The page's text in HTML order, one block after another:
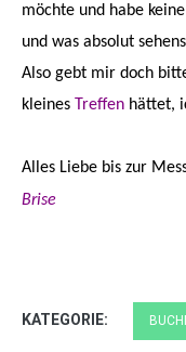
möchte und habe
und was absolut
Also gebt mir doch
kleines Treffen hättet,
Alles Liebe bis zur
Brise
KATEGORIE: